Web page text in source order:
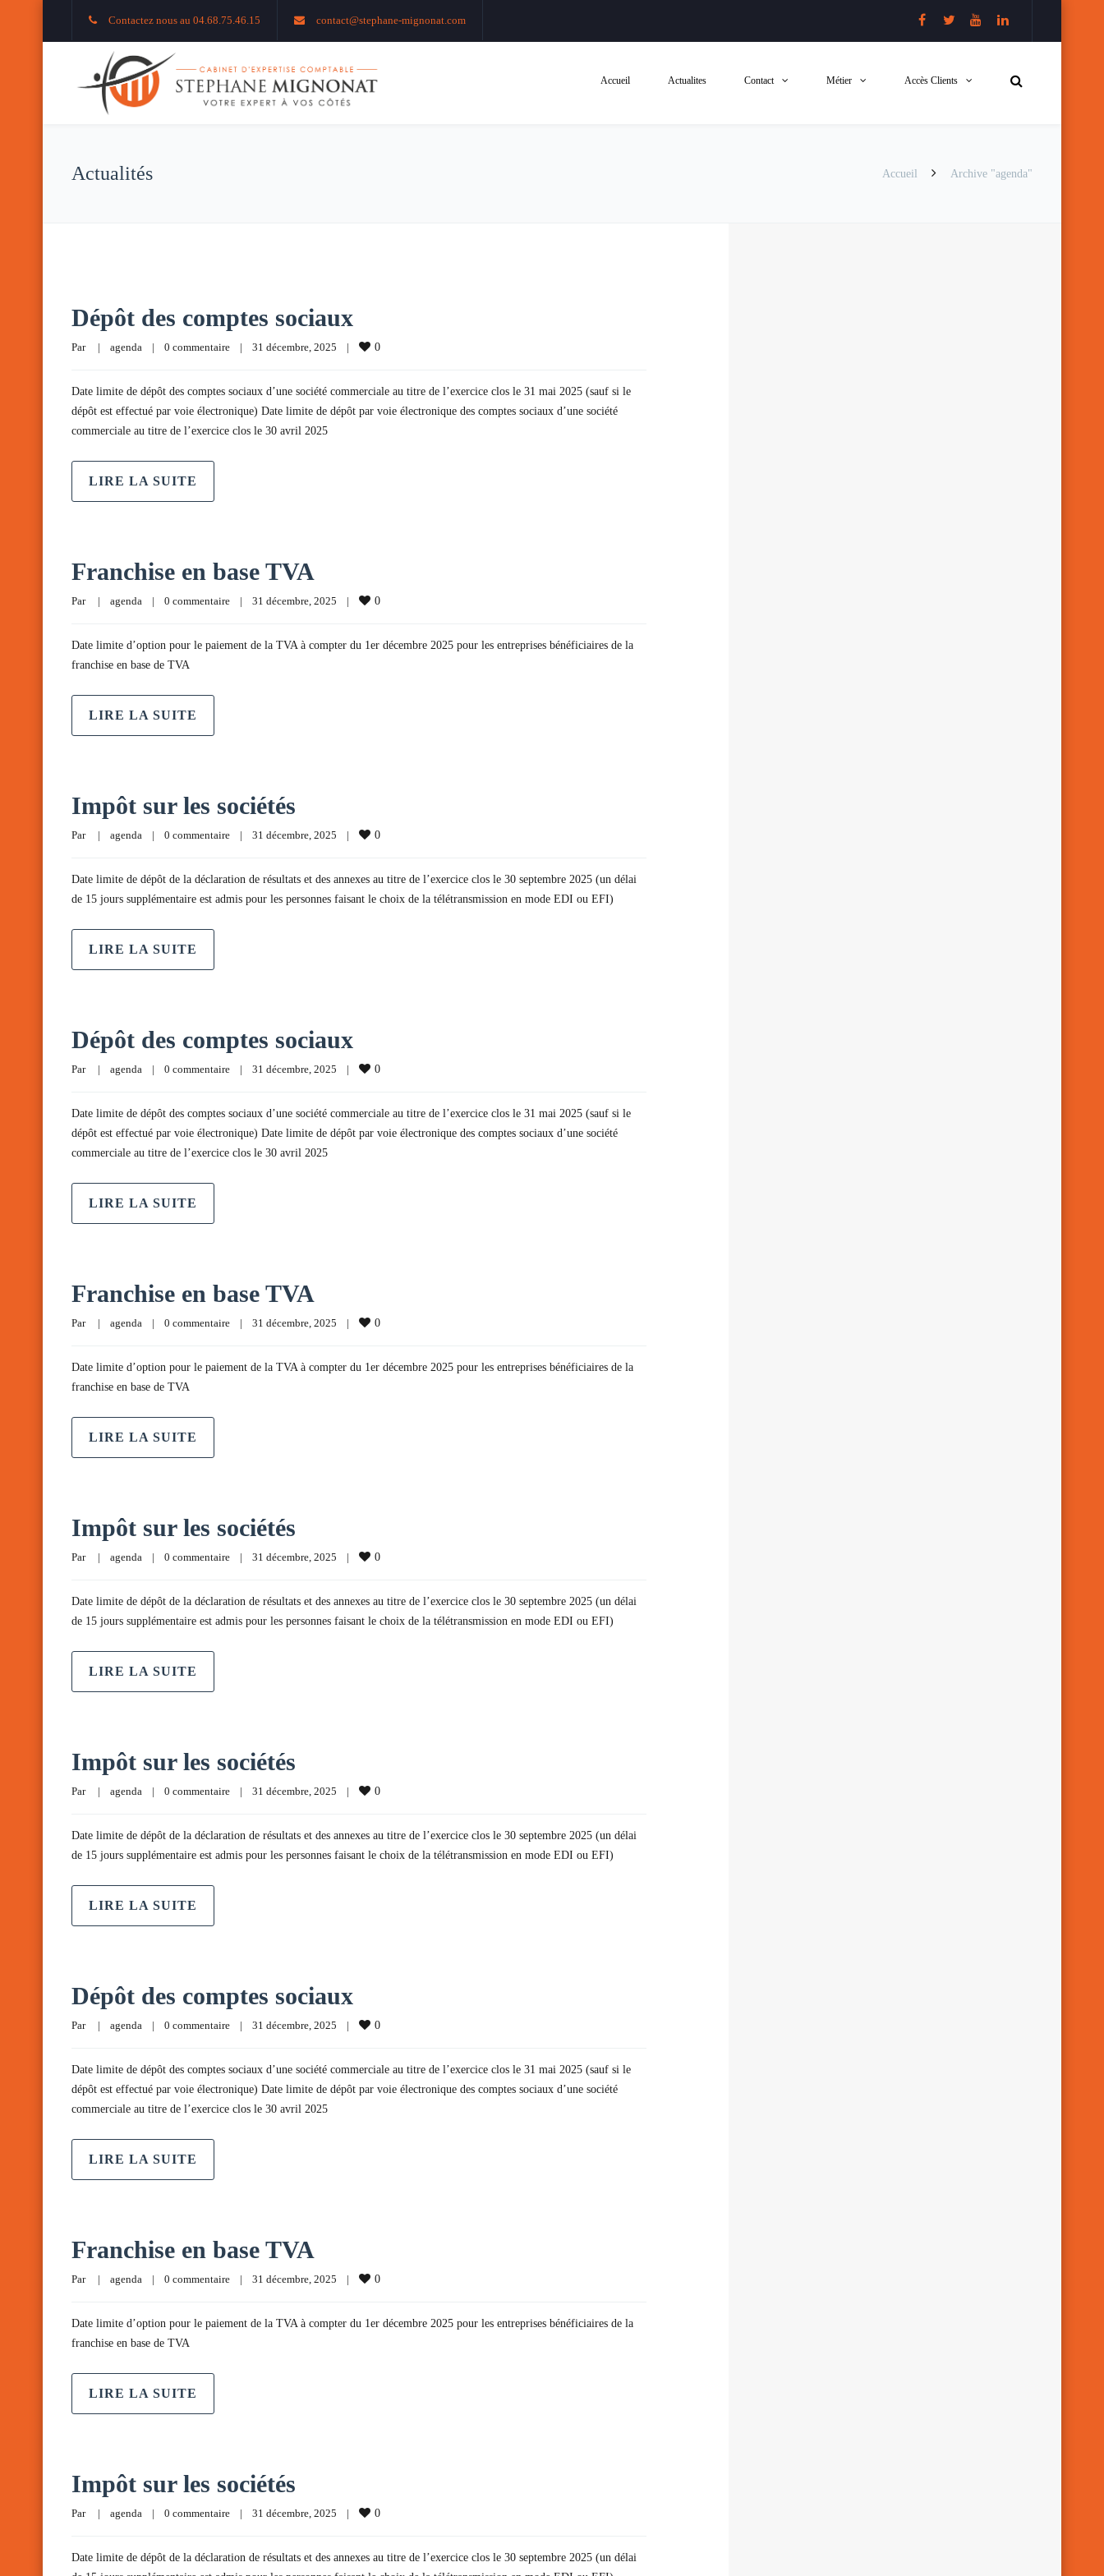
Contactez nous au 04.68.75.46.15 contact@stephane-mignonat.com
Accueil Actualites Contact Métier Accès Clients
Actualités Accueil Archive "agenda"
Dépôt des comptes sociaux
Par | agenda | 0 commentaire | 31 décembre, 2025 | 0
Date limite de dépôt des comptes sociaux d’une société commerciale au titre de l’exercice clos le 31 mai 2025 (sauf si le
dépôt est effectué par voie électronique) Date limite de dépôt par voie électronique des comptes sociaux d’une société
commerciale au titre de l’exercice clos le 30 avril 2025
LIRE LA SUITE
Franchise en base TVA
Par | agenda | 0 commentaire | 31 décembre, 2025 | 0
Date limite d’option pour le paiement de la TVA à compter du 1er décembre 2025 pour les entreprises bénéficiaires de la
franchise en base de TVA
LIRE LA SUITE
Impôt sur les sociétés
Par | agenda | 0 commentaire | 31 décembre, 2025 | 0
Date limite de dépôt de la déclaration de résultats et des annexes au titre de l’exercice clos le 30 septembre 2025 (un délai
de 15 jours supplémentaire est admis pour les personnes faisant le choix de la télétransmission en mode EDI ou EFI)
LIRE LA SUITE
Dépôt des comptes sociaux
Par | agenda | 0 commentaire | 31 décembre, 2025 | 0
Date limite de dépôt des comptes sociaux d’une société commerciale au titre de l’exercice clos le 31 mai 2025 (sauf si le
dépôt est effectué par voie électronique) Date limite de dépôt par voie électronique des comptes sociaux d’une société
commerciale au titre de l’exercice clos le 30 avril 2025
LIRE LA SUITE
Franchise en base TVA
Par | agenda | 0 commentaire | 31 décembre, 2025 | 0
Date limite d’option pour le paiement de la TVA à compter du 1er décembre 2025 pour les entreprises bénéficiaires de la
franchise en base de TVA
LIRE LA SUITE
Impôt sur les sociétés
Par | agenda | 0 commentaire | 31 décembre, 2025 | 0
Date limite de dépôt de la déclaration de résultats et des annexes au titre de l’exercice clos le 30 septembre 2025 (un délai
de 15 jours supplémentaire est admis pour les personnes faisant le choix de la télétransmission en mode EDI ou EFI)
LIRE LA SUITE
Impôt sur les sociétés
Par | agenda | 0 commentaire | 31 décembre, 2025 | 0
Date limite de dépôt de la déclaration de résultats et des annexes au titre de l’exercice clos le 30 septembre 2025 (un délai
de 15 jours supplémentaire est admis pour les personnes faisant le choix de la télétransmission en mode EDI ou EFI)
LIRE LA SUITE
Dépôt des comptes sociaux
Par | agenda | 0 commentaire | 31 décembre, 2025 | 0
Date limite de dépôt des comptes sociaux d’une société commerciale au titre de l’exercice clos le 31 mai 2025 (sauf si le
dépôt est effectué par voie électronique) Date limite de dépôt par voie électronique des comptes sociaux d’une société
commerciale au titre de l’exercice clos le 30 avril 2025
LIRE LA SUITE
Franchise en base TVA
Par | agenda | 0 commentaire | 31 décembre, 2025 | 0
Date limite d’option pour le paiement de la TVA à compter du 1er décembre 2025 pour les entreprises bénéficiaires de la
franchise en base de TVA
LIRE LA SUITE
Impôt sur les sociétés
Par | agenda | 0 commentaire | 31 décembre, 2025 | 0
Date limite de dépôt de la déclaration de résultats et des annexes au titre de l’exercice clos le 30 septembre 2025 (un délai